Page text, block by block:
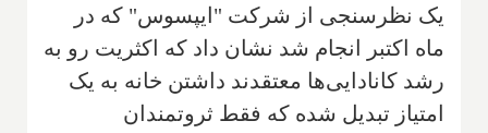
یک نظرسنجی از شرکت "ایپسوس" که در
ماه اکتبر انجام شد نشان داد که اکثریت رو به
رشد کانادایی‌ها معتقدند داشتن خانه به یک
امتیاز تبدیل شده که فقط ثروتمندان